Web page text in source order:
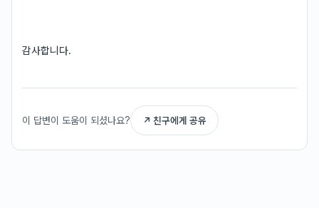
감사합니다.
이 답변이 도움이 되셨나요? ↗ 친구에게 공유